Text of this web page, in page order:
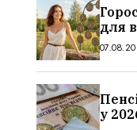
для
у